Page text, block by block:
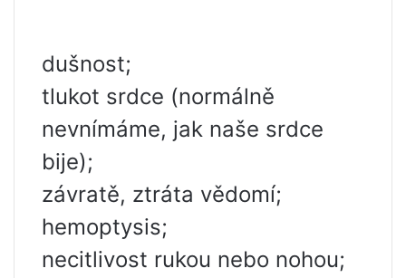
dušnost;
tlukot srdce (normálně
nevnímáme, jak naše srdce
bije);
závratě, ztráta vědomí;
hemoptysis;
necitlivost rukou nebo nohou;